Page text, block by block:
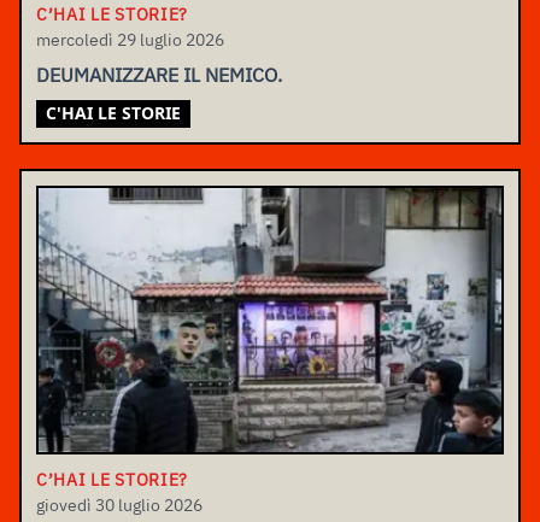
C’HAI LE STORIE?
mercoledì 29 luglio 2026
DEUMANIZZARE IL NEMICO.
C'HAI LE STORIE
C’HAI LE STORIE?
giovedì 30 luglio 2026